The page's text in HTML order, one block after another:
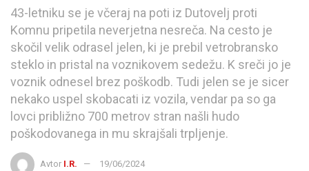
43-letniku se je včeraj na poti iz Dutovelj proti
Komnu pripetila neverjetna nesreča. Na cesto je
skočil velik odrasel jelen, ki je prebil vetrobransko
steklo in pristal na voznikovem sedežu. K sreči jo je
voznik odnesel brez poškodb. Tudi jelen se je sicer
nekako uspel skobacati iz vozila, vendar pa so ga
lovci približno 700 metrov stran našli hudo
poškodovanega in mu skrajšali trpljenje.
Avtor I.R. 19/06/2024